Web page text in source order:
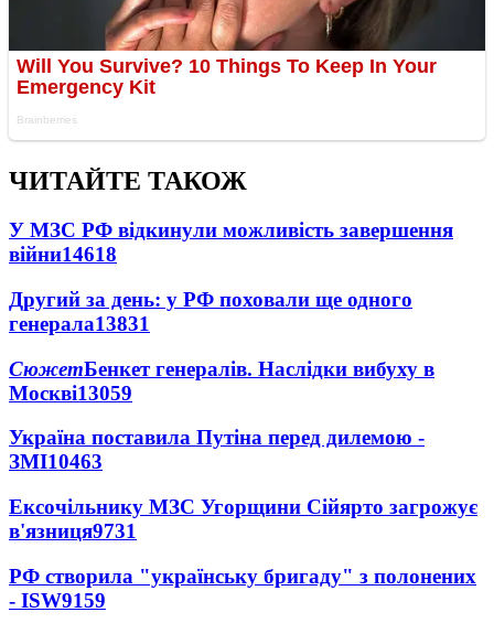
ЧИТАЙТЕ ТАКОЖ
У МЗС РФ відкинули можливість завершення
війни14618
Другий за день: у РФ поховали ще одного
генерала13831
СюжетБенкет генералів. Наслідки вибуху в
Москві13059
Україна поставила Путіна перед дилемою -
ЗМІ10463
Ексочільнику МЗС Угорщини Сійярто загрожує
в'язниця9731
РФ створила "українську бригаду" з полонених
- ISW9159